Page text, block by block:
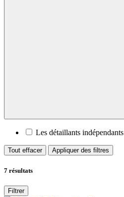
Les détaillants indépendants
Tout effacer Appliquer des filtres
7 résultats
Filtrer